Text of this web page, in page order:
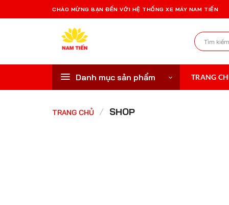
qua
CHÀO MỪNG BẠN ĐẾN VỚI HỆ THỐNG XE MÁY NAM TIẾN
Tìm
kiếm:
Danh mục sản phẩm TRANG
TRANG CHỦ / SHOP